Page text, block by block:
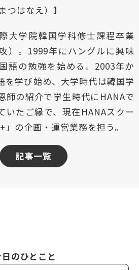
つはなえ）】
大学院韓国学科修士課程卒業
）。1999年にハングルに興味
語の勉強を始める。2003年か
を学び始め、大学時代は韓国学
師の紹介で学生時代にHANAで
いたご縁で、現在HANAスクー
の企画・運営業務を担う。
記事一覧
のひとこと